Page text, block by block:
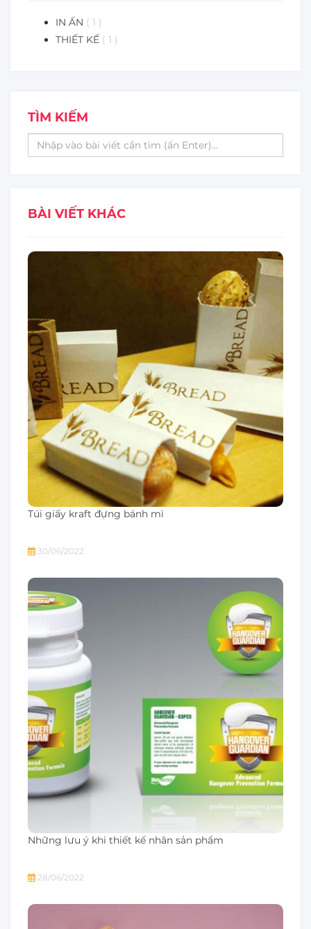
IN ẤN ( 1 )
THIẾT KẾ ( 1 )
TÌM KIẾM
BÀI VIẾT KHÁC
Túi giấy kraft đựng bánh mì
30/06/2022
Những lưu ý khi thiết kế nhãn sản phẩm
28/06/2022